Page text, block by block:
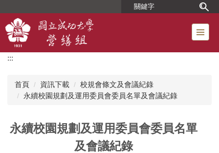
主
要
內
:::
首頁 資訊下載
校規會條文及會議紀錄
永續校園規劃及運用委員會委員名單及會議紀錄
永續校園規劃及運用委員會委員名單
及會議紀錄